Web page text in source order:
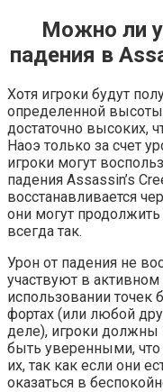
Можно ли
падения в
Хотя игроки будут
определенной
достаточно высоких,
Наоэ только за счет
игроки могут
падения Assassin’s
восстанавливается
они могут
всегда так.
Урон от падения не
участвуют в
использовании точек
фортах (или любой
деле), игроки должны
быть уверенными,
их, так как если они
оказаться в